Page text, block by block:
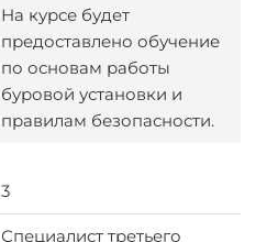
На курсе будет
предоставлено обучение
по основам работы
буровой установки и
правилам безопасности.
3
Специалист третьего